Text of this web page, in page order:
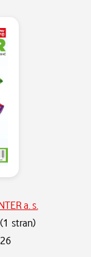
a. s.
stran)